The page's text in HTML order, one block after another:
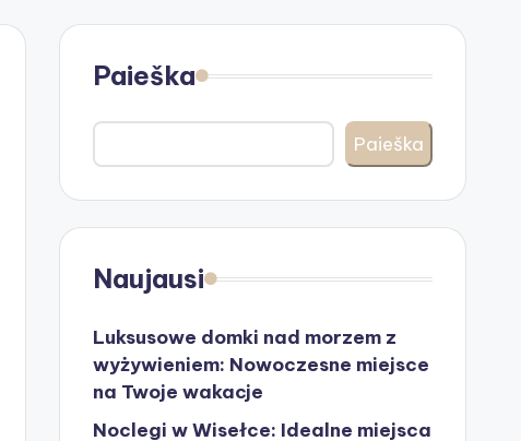
Paieška
Paieška
Naujausi
Luksusowe domki nad morzem z
wyżywieniem: Nowoczesne miejsce
na Twoje wakacje
Noclegi w Wisełce: Idealne miejsca